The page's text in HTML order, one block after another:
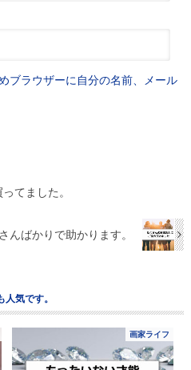
ブラウザーに自分の名前、メール
てました。
んばかりで助かります。
気です。
画家ライフ